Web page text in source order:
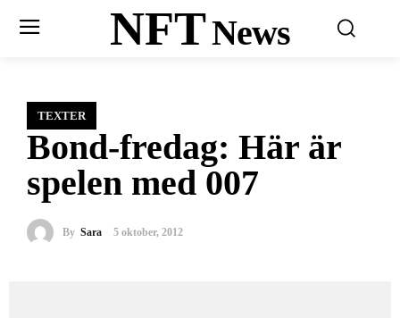
NFTNews
TEXTER
Bond-fredag: Här är
spelen med 007
By Sara 5 oktober, 2012